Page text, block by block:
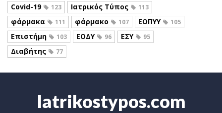
Covid-19 123 Ιατρικός Τύπος 113
φάρμακα 111 φάρμακο 107 ΕΟΠΥΥ 105
Επιστήμη 103 ΕΟΔΥ 96 ΕΣΥ 95
Διαβήτης 77
Iatrikostypos.com